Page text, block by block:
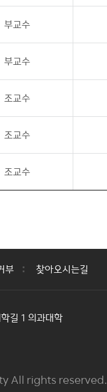
부교수
부교수
조교수
조교수
조교수
부 찾아오시는길
길 1 의과대학
All rights reserved.